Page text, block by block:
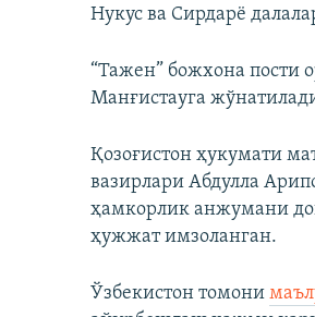
Нукус ва Сирдарё
“Тажен” божхона пости
Манғистауга
Қозоғистон ҳукумати
вазирлари Абдулла
ҳамкорлик анжумани
ҳужжат имзоланган.
Ўзбекистон томони